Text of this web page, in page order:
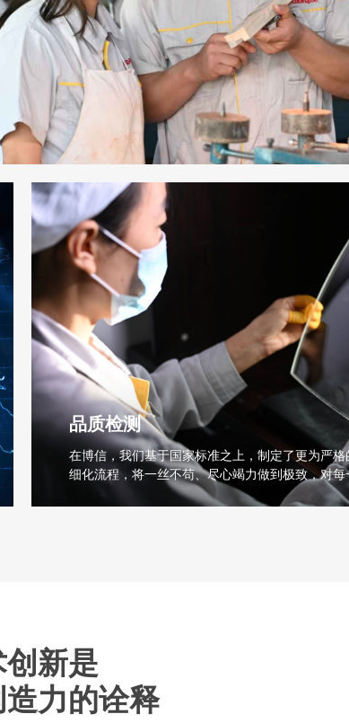
品质检测
在博信，我们基于国家标准之上，制定了更为严格
细化流程，将一丝不苟、尽心竭力做到极致，对每
新是
力的诠释